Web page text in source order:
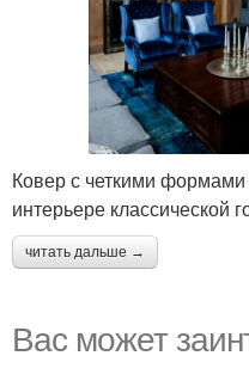
Ковер с четкими формами
интерьере классической
читать дальше →
Вас может